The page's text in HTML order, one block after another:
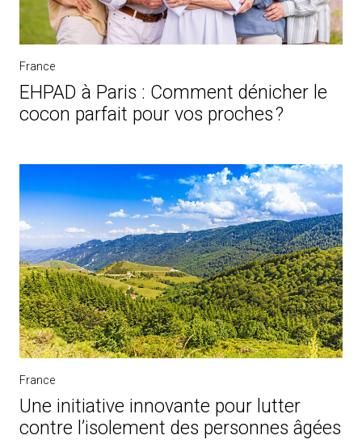
France
EHPAD à Paris : Comment dénicher le
cocon parfait pour vos proches ?
France
Une initiative innovante pour lutter
contre l’isolement des personnes âgées